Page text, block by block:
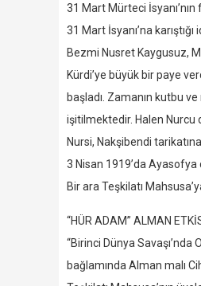
31 Mart Mürteci
31 Mart İsyanı’na
Bezmi Nusret Kaygusuz,
Kürdi’ye büyük bir paye
başladı. Zamanın kutbu
işitilmektedir. Halen Nurcu
Nursi, Nakşibendi
3 Nisan 1919’da
Bir ara Teşkilatı
“HÜR ADAM” ALMAN
“Birinci Dünya
bağlamında Alman malı